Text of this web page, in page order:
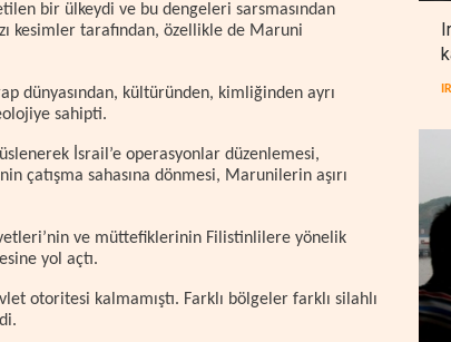
bir ülkeydi ve bu dengeleri sarsmasından
kesimler tarafından, özellikle de Maruni
dünyasından, kültüründen, kimliğinden ayrı
sahipti.
İsrail’e operasyonlar düzenlemesi,
çatışma sahasına dönmesi, Marunilerin aşırı
ve müttefiklerinin Filistinlilere yönelik
yol açtı.
otoritesi kalmamıştı. Farklı bölgeler farklı silahlı